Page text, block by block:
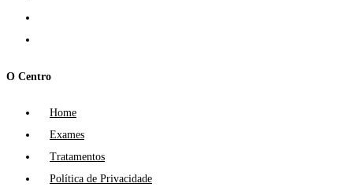
O Centro
Home
Exames
Tratamentos
Política de Privacidade